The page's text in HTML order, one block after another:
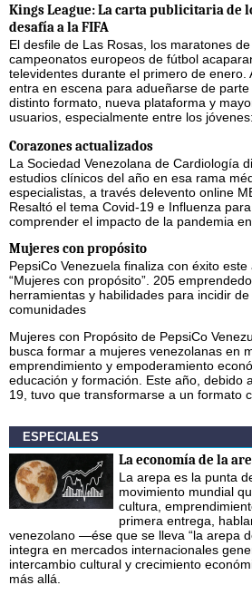
Kings League: La carta publicitaria de
desafía a la FIFA
El desfile de Las Rosas, los maratones
campeonatos europeos de fútbol
televidentes durante el primero de enero.
entra en escena para adueñarse de
distinto formato, nueva plataforma y
usuarios, especialmente entre los
Corazones actualizados
La Sociedad Venezolana de Cardiología
estudios clínicos del año en esa rama
especialistas, a través delevento online
Resaltó el tema Covid-19 e Influenza
comprender el impacto de la pandemia
Mujeres con propósito
PepsiCo Venezuela finaliza con éxito
“Mujeres con propósito”. 205
herramientas y habilidades para incidir
comunidades
Mujeres con Propósito de PepsiCo
busca formar a mujeres venezolanas en
emprendimiento y empoderamiento
educación y formación. Este año, debido
19, tuvo que transformarse a un formato
ESPECIALES
La economía de la
La arepa es la punta
movimiento mundial
cultura,
primera entrega,
venezolano —ése que se lleva “la arepa
integra en mercados internacionales
intercambio cultural y crecimiento
más allá.